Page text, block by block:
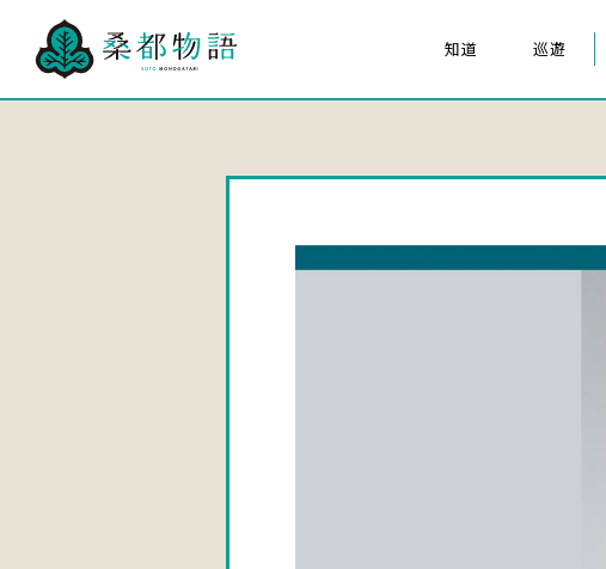
知道
關於「桑都物語」
大家的桑都物语
巡遊
八王子祭